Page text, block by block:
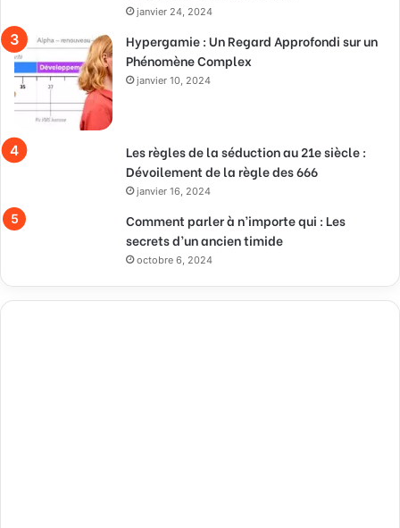
janvier 24, 2024
Hypergamie : Un Regard Approfondi sur un
Phénomène Complex
janvier 10, 2024
Les règles de la séduction au 21e siècle :
Dévoilement de la règle des 666
janvier 16, 2024
Comment parler à n’importe qui : Les
secrets d’un ancien timide
octobre 6, 2024